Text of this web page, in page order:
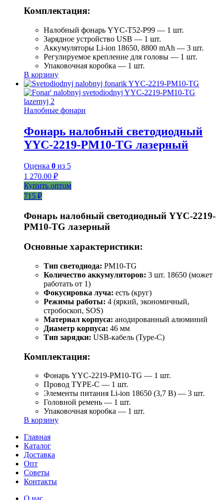
Комплектация:
Налобный фонарь YYC-T52-P99 — 1 шт.
Зарядное устройство USB — 1 шт.
Аккумуляторы Li-ion 18650, 8800 mAh — 3 шт.
Регулируемое крепление для головы — 1 шт.
Упаковочная коробка — 1 шт.
В корзину
Налобные фонари
Фонарь налобный светодиодный
YYC-2219-PM10-TG лазерный
Оценка 0 из 5
1 270.00 ₽
Купить оптом
715 ₽
Фонарь налобный светодиодный YYC-2219-
PM10-TG лазерный
Основные характеристики:
Тип светодиода: PM10-TG
Количество аккумуляторов: 3 шт. 18650 (может
работать от 1)
Фокусировка луча: есть (круг)
Режимы работы: 4 (яркий, экономичный,
стробоскоп, SOS)
Материал корпуса: анодированный алюминий
Диаметр корпуса: 46 мм
Тип зарядки: USB-кабель (Type-C)
Комплектация:
Фонарь YYC-2219-PM10-TG — 1 шт.
Провод TYPE-C — 1 шт.
Элементы питания Li-ion 18650 (3,7 В) — 3 шт.
Головной ремень — 1 шт.
Упаковочная коробка — 1 шт.
В корзину
Главная
Каталог
Доставка
Опт
Советы
Контакты